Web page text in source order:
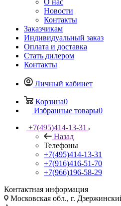
О нас
Новости
Контакты
Заказчикам
Индивидуальный заказ
Оплата и доставка
Стать дилером
Контакты
Личный кабинет
Корзина0
Избранные товары0
+7(495)414-13-31
Назад
Телефоны
+7(495)414-13-31
+7(916)416-51-70
+7(966)196-58-29
Контактная информация
Московская обл., г.